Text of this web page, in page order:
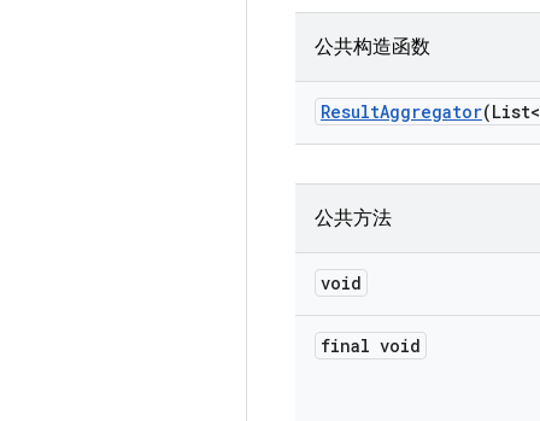
公共构造函数
ResultAggregator(List<
公共方法
void
final void